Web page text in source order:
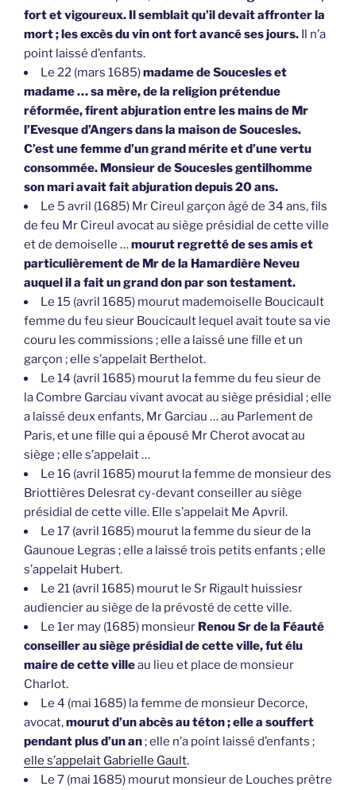
fort et vigoureux. Il semblait qu’il devait affronter la
mort ; les excès du vin ont fort avancé ses jours. Il n’a
point laissé d’enfants.
Le 22 (mars 1685)madame de Soucesles et
madame … sa mère, de la religion prétendue
réformée, firent abjuration entre les mains de Mr
l’Evesque d’Angers dans la maison de Soucesles.
C’est une femme d’un grand mérite et d’une vertu
consommée. Monsieur de Soucesles gentilhomme
son mari avait fait abjuration depuis 20 ans.
Le 5 avril (1685) Mr Cireul garçon âgé de 34 ans, fils
de feu Mr Cireul avocat au siège présidial de cette ville
et de demoiselle …mourut regretté de ses amis et
particulièrement de Mr de la Hamardière Neveu
auquel il a fait un grand don par son testament.
Le 15 (avril 1685) mourut mademoiselle Boucicault
femme du feu sieur Boucicault lequel avait toute sa vie
couru les commissions ; elle a laissé une fille et un
garçon ; elle s’appelait Berthelot.
Le 14 (avril 1685) mourut la femme du feu sieur de
la Combre Garciau vivant avocat au siège présidial ; elle
a laissé deux enfants, Mr Garciau … au Parlement de
Paris, et une fille qui a épousé Mr Cherot avocat au
siège ; elle s’appelait …
Le 16 (avril 1685) mourut la femme de monsieur des
Briottières Delesrat cy-devant conseiller au siège
présidial de cette ville. Elle s’appelait Me Apvril.
Le 17 (avril 1685) mourut la femme du sieur de la
Gaunoue Legras ; elle a laissé trois petits enfants ; elle
s’appelait Hubert.
Le 21 (avril 1685) mourut le Sr Rigault huissiesr
audiencier au siège de la prévosté de cette ville.
Le 1er may (1685) monsieur Renou Sr de la Féauté
conseiller au siège présidial de cette ville, fut élu
maire de cette villeau lieu et place de monsieur
Charlot.
Le 4 (mai 1685) la femme de monsieur Decorce,
avocat,mourut d’un abcès au téton ; elle a souffert
pendant plus d’un an; elle n’a point laissé d’enfants ;
elle s’appelait Gabrielle Gault.
Le 7 (mai 1685) mourut monsieur de Louches prêtre